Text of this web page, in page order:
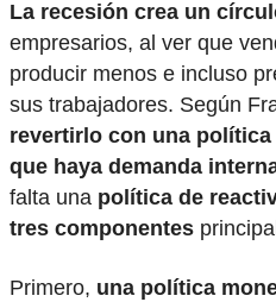
La recesión crea un
empresarios, al ver que
producir menos e incluso
sus trabajadores. Según
revertirlo con una
que haya demanda
falta una política de
tres componentes
Primero, una política